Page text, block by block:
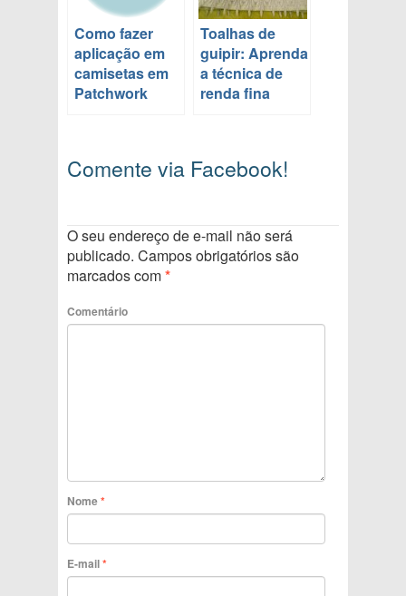
Como fazer
aplicação em
camisetas em
Patchwork
Toalhas de
guipir: Aprenda
a técnica de
renda fina
Comente via Facebook!
O seu endereço de e-mail não será
publicado. Campos obrigatórios são
marcados com*
Comentário
Nome*
E-mail*